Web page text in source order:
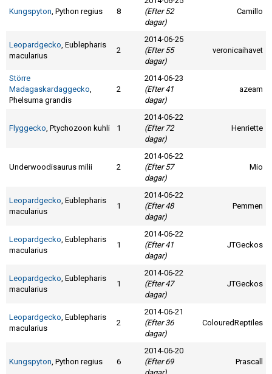
Kungspyton, Python regius 8
(Efter 52
dagar)
Camillo
Leopardgecko, Eublepharis
macularius
2
2014-06-25
(Efter 55
dagar)
veronicaihavet
Större
Madagaskardaggecko,
Phelsuma grandis
2
2014-06-23
(Efter 41
dagar)
azeam
Flyggecko, Ptychozoon kuhli 1
2014-06-22
(Efter 72
dagar)
Henriette
Underwoodisaurus milii 2
2014-06-22
(Efter 57
dagar)
Mio
Leopardgecko, Eublepharis
macularius
1
2014-06-22
(Efter 48
dagar)
Pemmen
Leopardgecko, Eublepharis
macularius
1
2014-06-22
(Efter 41
dagar)
JTGeckos
Leopardgecko, Eublepharis
macularius
1
2014-06-22
(Efter 47
dagar)
JTGeckos
Leopardgecko, Eublepharis
macularius
2
2014-06-21
(Efter 36
dagar)
ColouredReptiles
Kungspyton, Python regius 6
2014-06-20
(Efter 69
Prascall